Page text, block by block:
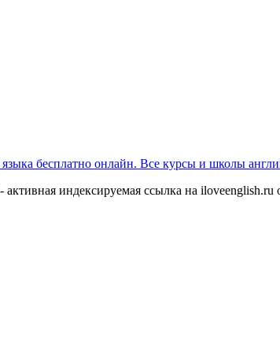
бесплатно онлайн. Все курсы и школы
индексируемая ссылка на iloveenglish.ru